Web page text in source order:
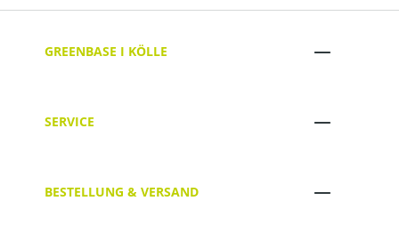
GREENBASE I KÖLLE
SERVICE
BESTELLUNG & VERSAND